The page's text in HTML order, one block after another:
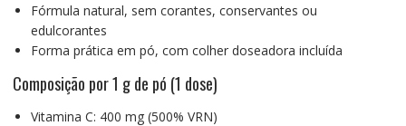
Fórmula natural, sem corantes, conservantes ou
edulcorantes
Forma prática em pó, com colher doseadora incluída
Composição por 1 g de pó (1 dose)
Vitamina C: 400 mg (500% VRN)